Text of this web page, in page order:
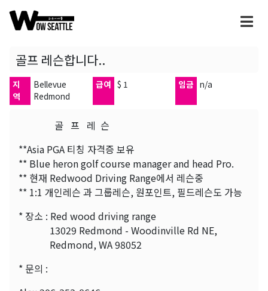
골프 레슨합니다..
지
역
Bellevue
Redmond
급여 $ 1 임금 n/a
골 프 레 슨
**Asia PGA 티칭 자격증 보유
** Blue heron golf course manager and head Pro.
** 현재 Redwood Driving Range에서 레슨중
** 1:1 개인레슨 과 그룹레슨, 원포인트, 필드레슨도 가능
* 장소 : Red wood driving range
13029 Redmond - Woodinville Rd NE,
Redmond, WA 98052
* 문의 :